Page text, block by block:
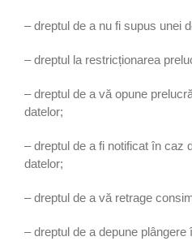
– dreptul de a nu fi supus unei
– dreptul la restricționarea
– dreptul de a vă opune
datelor;
– dreptul de a fi notificat în caz
datelor;
– dreptul de a vă retrage
– dreptul de a depune plângere